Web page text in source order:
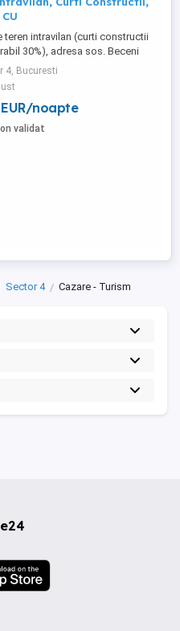
teren intravilan (curti constructii
30%), adresa sos. Beceni
in planul 2, aproximativ 42000
de 79 metri liniari, lungime
liniari), cu certificat de urbanism
Pret 165 euro mp + TVA
- conform P.U.G. al municipiului
4, Bucuresti
noapte
validat
Sector 4 Cazare - Turism